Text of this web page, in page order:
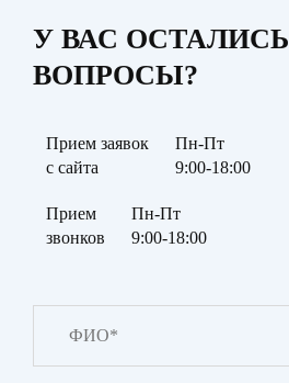
У ВАС ОСТАЛИСЬ
ВОПРОСЫ?
Прием заявок
с сайта
Пн-Пт
9:00-18:00
Прием
звонков
Пн-Пт
9:00-18:00